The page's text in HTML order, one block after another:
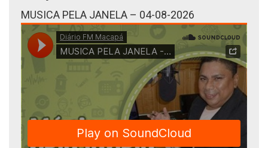
MUSICA PELA JANELA – 04-08-2026